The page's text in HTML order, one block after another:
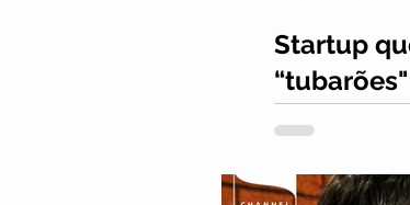
Startup
Participação do